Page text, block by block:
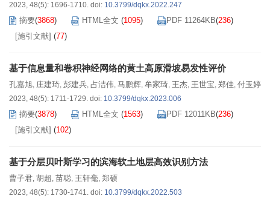
2023, 48(5): 1696-1710. doi: 10.3799/dqkx.2022.247
摘要(3868) HTML全文 (1095) PDF 11264KB(236)
[施引文献] (77)
基于信息量和卷积神经网络的黄土高原滑坡易发性评价
孔嘉旭, 庄建琦, 彭建兵, 占洁伟, 马鹏辉, 牟家琦, 王杰, 王世宝, 郑佳, 付玉婷
2023, 48(5): 1711-1729. doi: 10.3799/dqkx.2023.006
摘要(3878) HTML全文 (1563) PDF 12011KB(236)
[施引文献] (102)
基于分层贝叶斯学习的滨海软土地层高效识别方法
曹子君, 胡超, 苗聪, 王轩毫, 郑硕
2023, 48(5): 1730-1741. doi: 10.3799/dqkx.2022.503